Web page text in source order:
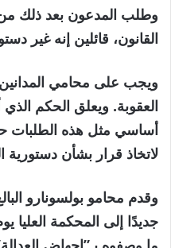
وطلب المدعون بعد ذلك من
القانون، قائلين إنه غير
ويجب على محامي
العقوبة. ويعلق الحكم
أساسي مثل هذه الطلبات
لاتخاذ قرار بشأن دستورية
جديدًا إلى المحكمة العليا